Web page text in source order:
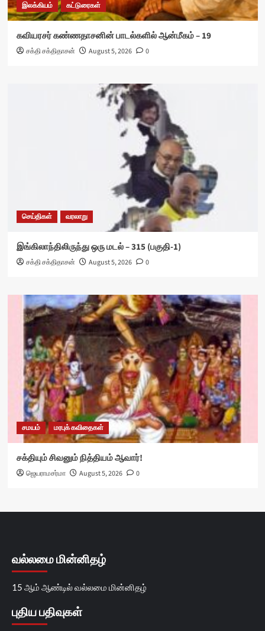
இலக்கியம் கட்டுரைகள்
கவியரசர் கண்ணதாசனின் பாடல்களில் ஆன்மீகம் – 19
சக்தி சக்திதாசன் August 5, 2026 0
செய்திகள் வரலாறு
இங்கிலாந்திலிருந்து ஒரு மடல் – 315 (பகுதி-1)
சக்தி சக்திதாசன் August 5, 2026 0
சமயம் மரபுக் கவிதைகள்
சக்தியும் சிவனும் நித்தியம் ஆவார்!
ஜெயராமசர்மா August 5, 2026 0
வல்லமை மின்னிதழ்
15 ஆம் ஆண்டில் வல்லமை மின்னிதழ்
புதிய பதிவுகள்